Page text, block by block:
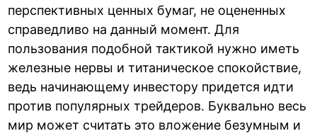
перспективных ценных бумаг, не оцененных
справедливо на данный момент. Для
пользования подобной тактикой нужно иметь
железные нервы и титаническое спокойствие,
ведь начинающему инвестору придется идти
против популярных трейдеров. Буквально весь
мир может считать это вложение безумным и